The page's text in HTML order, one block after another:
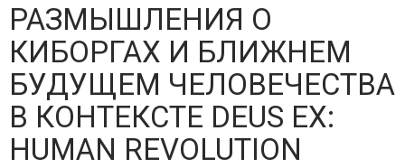
РАЗМЫШЛЕНИЯ О
КИБОРГАХ И БЛИЖНЕМ
БУДУЩЕМ ЧЕЛОВЕЧЕСТВА
В КОНТЕКСТЕ DEUS EX:
HUMAN REVOLUTION